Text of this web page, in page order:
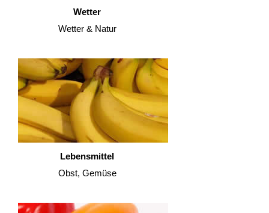
Wetter
Wetter & Natur
Lebensmittel
Obst, Gemüse